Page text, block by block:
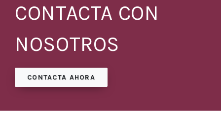
CONTACTA CON
NOSOTROS
CONTACTA AHORA